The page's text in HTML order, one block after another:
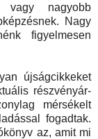
nagyobb
Nagy
figyelmesen
újságcikkeket
részvényár-
mérsékelt
fogadtak.
az, amit mi